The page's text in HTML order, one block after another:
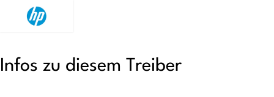
Infos zu diesem Treiber